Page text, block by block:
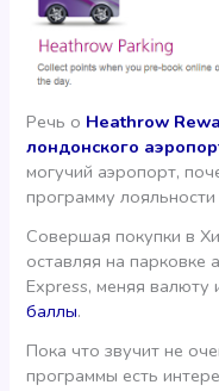
Речь о Heathrow
лондонского
могучий аэропорт,
программу лояльности
Совершая покупки в
оставляя на парковке
Express, меняя
баллы.
Пока что звучит не
программы есть